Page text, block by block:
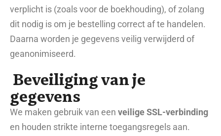
verplicht is (zoals voor de boekhouding), of zolang
dit nodig is om je bestelling correct af te handelen.
Daarna worden je gegevens veilig verwijderd of
geanonimiseerd.
Beveiliging van je
gegevens
We maken gebruik van een veilige SSL-verbinding
en houden strikte interne toegangsregels aan.